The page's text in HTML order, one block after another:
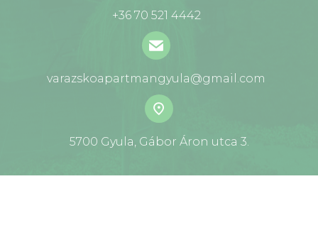
+36 70 521 4442
varazskoapartmangyula@gmail.com
5700 Gyula, Gábor Áron utca 3.